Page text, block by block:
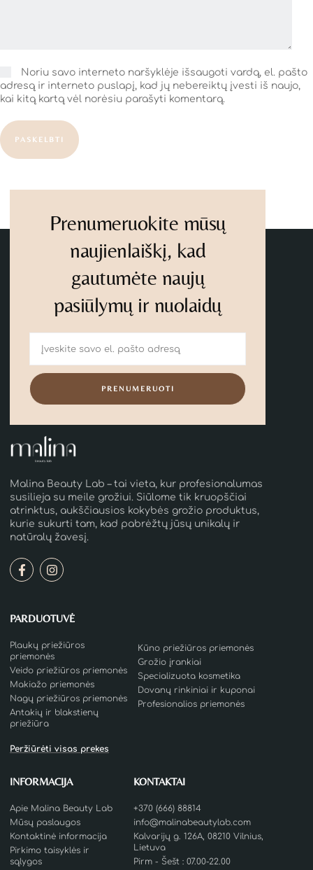
Noriu savo interneto naršyklėje išsaugoti vardą, el. pašto
adresą ir interneto puslapį, kad jų nebereiktų įvesti iš naujo,
kai kitą kartą vėl norėsiu parašyti komentarą.
PASKELBTI
Prenumeruokite mūsų
naujienlaiškį, kad
gautumėte naujų
pasiūlymų ir nuolaidų
PRENUMERUOTI
Malina Beauty Lab – tai vieta, kur profesionalumas
susilieja su meile grožiui. Siūlome tik kruopščiai
atrinktus, aukščiausios kokybės grožio produktus,
kurie sukurti tam, kad pabrėžtų jūsų unikalų ir
natūralų žavesį.
PARDUOTUVĖ
Plaukų priežiūros
priemonės
Veido priežiūros priemonės
Makiažo priemonės
Nagų priežiūros priemonės
Antakių ir blakstienų
priežiūra
Peržiūrėti visas prekes
Kūno priežiūros priemonės
Grožio įrankiai
Specializuota kosmetika
Dovanų rinkiniai ir kuponai
Profesionalios priemonės
INFORMACIJA
Apie Malina Beauty Lab
Mūsų paslaugos
Kontaktinė informacija
Pirkimo taisyklės ir
sąlygos
KONTAKTAI
+370 (666) 88814
info@malinabeautylab.com
Kalvarijų g. 126A, 08210 Vilnius,
Lietuva
Pirm - Šešt : 07.00-22.00